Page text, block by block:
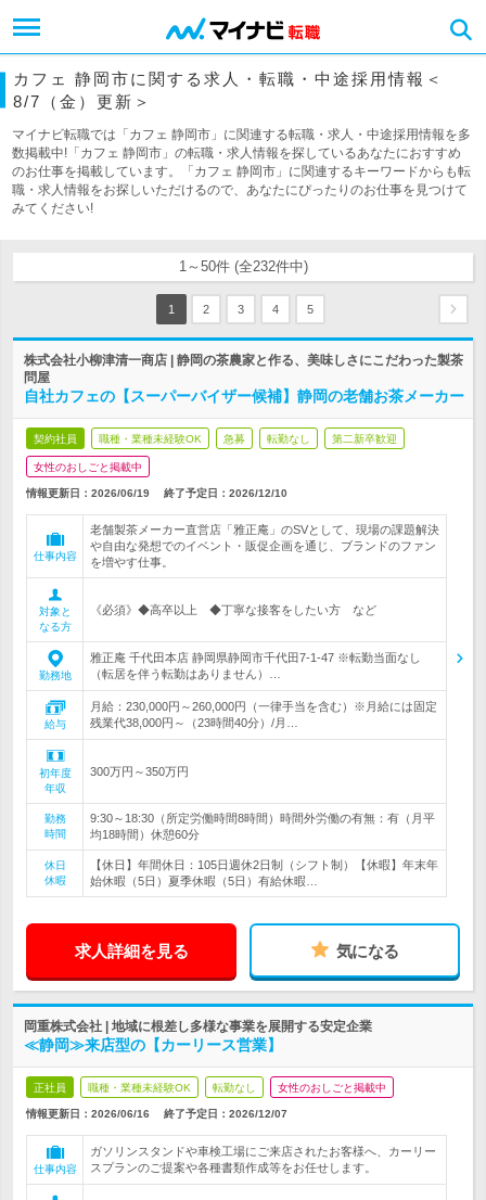
カフェ 静岡市に関する求人・転職・中途採用情報＜
8/7（金）更新＞
マイナビ転職では「カフェ 静岡市」に関連する転職・求人・中途採用情報を多
数掲載中!「カフェ 静岡市」の転職・求人情報を探しているあなたにおすすめ
のお仕事を掲載しています。「カフェ 静岡市」に関連するキーワードからも転
職・求人情報をお探しいただけるので、あなたにぴったりのお仕事を見つけて
みてください!
1～50件 (全232件中)
1 2 3 4 5
株式会社小柳津清一商店 | 静岡の茶農家と作る、美味しさにこだわった製茶
問屋
自社カフェの【スーパーバイザー候補】静岡の老舗お茶メーカー
契約社員 職種・業種未経験OK 急募 転勤なし 第二新卒歓迎
女性のおしごと掲載中
情報更新日：2026/06/19 終了予定日： 2026/12/10
仕事内容
老舗製茶メーカー直営店「雅正庵」のSVとして、現場の課題解決
や自由な発想でのイベント・販促企画を通じ、ブランドのファン
を増やす仕事。
対象と
なる方
《必須》◆高卒以上 ◆丁寧な接客をしたい方 など
勤務地
雅正庵 千代田本店 静岡県静岡市千代田7-1-47 ※転勤当面なし
（転居を伴う転勤はありません）…
給与
月給：230,000円～260,000円（一律手当を含む）※月給には固定
残業代38,000円～（23時間40分）/月…
初年度
年収
300万円～350万円
勤務
時間
9:30～18:30（所定労働時間8時間）時間外労働の有無：有（月平
均18時間）休憩60分
休日
休暇
【休日】年間休日：105日週休2日制（シフト制）【休暇】年末年
始休暇（5日）夏季休暇（5日）有給休暇…
求人詳細を見る 気になる
岡重株式会社 | 地域に根差し多様な事業を展開する安定企業
≪静岡≫来店型の【カーリース営業】
正社員 職種・業種未経験OK 転勤なし 女性のおしごと掲載中
情報更新日：2026/06/16 終了予定日： 2026/12/07
仕事内容
ガソリンスタンドや車検工場にご来店されたお客様へ、カーリー
スプランのご提案や各種書類作成等をお任せします。